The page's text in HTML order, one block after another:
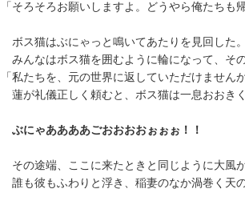
「そろそろお願いしますよ。どうやら俺たちも
ボス猫はぶにゃっと鳴いてあたりを見回した。
みんなはボス猫を囲むように輪になって、そ
「私たちを、元の世界に返していただけませんか
蓮が礼儀正しく頼むと、ボス猫は一息おおき
ぶにゃああああごおおおおぉぉぉ！！
その途端、ここに来たときと同じように大風が
誰も彼もふわりと浮き、稲妻のなか渦巻く天